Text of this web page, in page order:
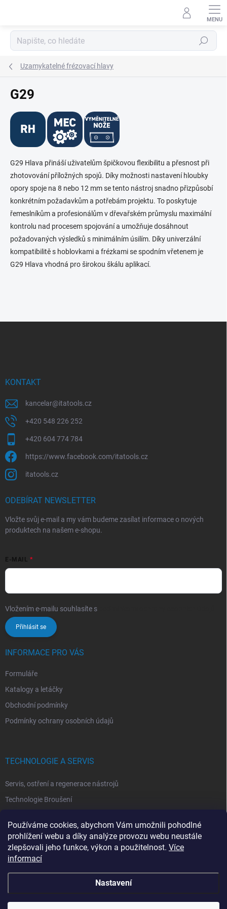
Používáme cookies, abychom Vám umožnili pohodlné
prohlížení webu a díky analýze provozu webu neustále
zlepšovali jeho funkce, výkon a použitelnost. Více
informací
Nastavení
Hledat
Uzamykatelné frézovací hlavy
G29
G29 Hlava přináší uživatelům špičkovou flexibilitu a přesnost při
zhotovování příložných spojů. Díky možnosti nastavení hloubky
opory spoje na 8 nebo 12 mm se tento nástroj snadno přizpůsobí
konkrétním požadavkům a potřebám projektu. To poskytuje
řemeslníkům a profesionálům v dřevařském průmyslu maximální
kontrolu nad procesem spojování a umožňuje dosáhnout
požadovaných výsledků s minimálním úsilím. Díky univerzální
kompatibilitě s hoblovkami a frézkami se spodním vřetenem je
G29 Hlava vhodná pro širokou škálu aplikací.
KONTAKT
kancelar@itatools.cz
+420 548 226 252
+420 604 774 784
https://www.facebook.com/itatools.cz
itatools.cz
ODEBÍRAT NEWSLETTER
Vložte svůj e-mail a my vám budeme zasílat informace o nových
produktech na našem e-shopu.
E-MAIL
Vložením e-mailu souhlasíte s
Přihlásit se
INFORMACE PRO VÁS
Formuláře
Katalogy a letáčky
Obchodní podmínky
Podmínky ochrany osobních údajů
TECHNOLOGIE A SERVIS
Servis, ostření a regenerace nástrojů
Technologie Broušení
Technologie Laserová Ablace
Copyright 2026ITA TOOLS ČESKO. Všechna práva vyhrazena.Upravit